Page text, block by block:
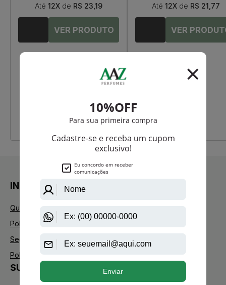
Até 12X de R$ 23,19 Até 12Xde R$ 21,77
INSTITUCIONAL
Quem Somos
Política de Privacidade
Segurança
Política de Troca
SUPORTE